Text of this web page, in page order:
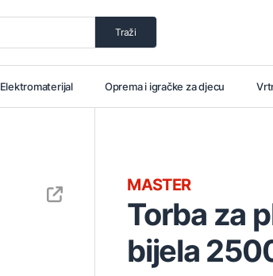
Traži
Elektromaterijal Oprema i igračke za djecu
Torba za
bijela
MASTER